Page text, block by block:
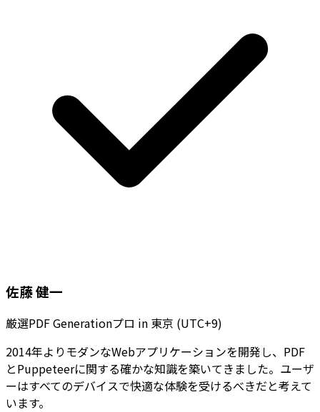
佐藤 健一
厳選PDF Generationプロ in 東京 (UTC+9)
2014年よりモダンなWebアプリケーションを開発し、PDF
とPuppeteerに関する確かな知識を築いてきました。ユーザ
ーはすべてのデバイスで快適な体験を受けるべきだと考えて
います。